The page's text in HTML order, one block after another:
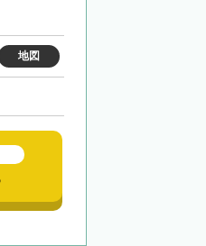
地図